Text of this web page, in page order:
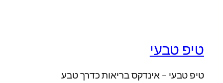
טיפ טבעי
טיפ טבעי – אינדקס בריאות כדרך טבע